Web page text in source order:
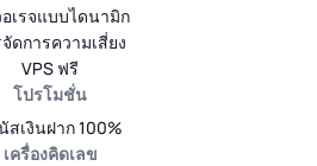
อเรจแบบไดนามิก
ดการความเสี่ยง
VPS ฟรี
โปรโมชั่น
สเงินฝาก 100%
เครื่องคิดเลข